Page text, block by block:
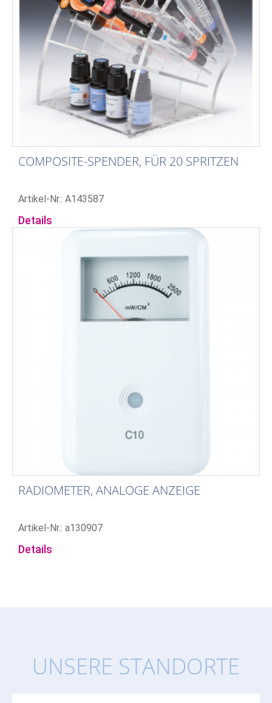
COMPOSITE-SPENDER, FÜR 20 SPRITZEN
Artikel-Nr.: A143587
Details
RADIOMETER, ANALOGE ANZEIGE
Artikel-Nr.: a130907
Details
UNSERE STANDORTE